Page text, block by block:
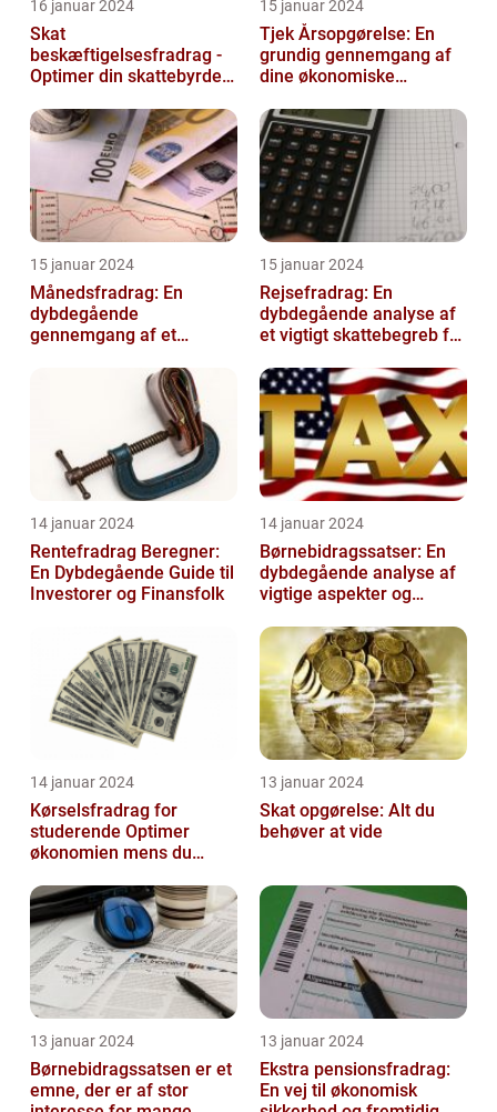
16 januar 2024
Skat
beskæftigelsesfradrag -
Optimer din skattebyrde
15 januar 2024
Tjek Årsopgørelse: En
grundig gennemgang af
dine økonomiske
15 januar 2024
Månedsfradrag: En
dybdegående
gennemgang af et
investorer og finansfolk
15 januar 2024
Rejsefradrag: En
dybdegående analyse af
et vigtigt skattebegreb for
14 januar 2024
Rentefradrag Beregner:
En Dybdegående Guide til
Investorer og Finansfolk
14 januar 2024
Børnebidragssatser: En
dybdegående analyse af
vigtige aspekter og
14 januar 2024
Kørselsfradrag for
studerende Optimer
økonomien mens du
13 januar 2024
Skat opgørelse: Alt du
behøver at vide
13 januar 2024
Børnebidragssatsen er et
emne, der er af stor
13 januar 2024
Ekstra pensionsfradrag:
En vej til økonomisk